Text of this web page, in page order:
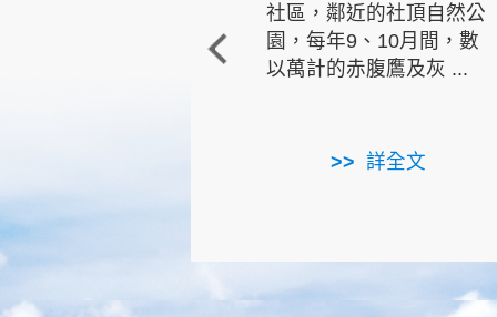
社區，鄰近的社頂自然公
園，每年9、10月間，數
以萬計的赤腹鷹及灰 ...
詳全文